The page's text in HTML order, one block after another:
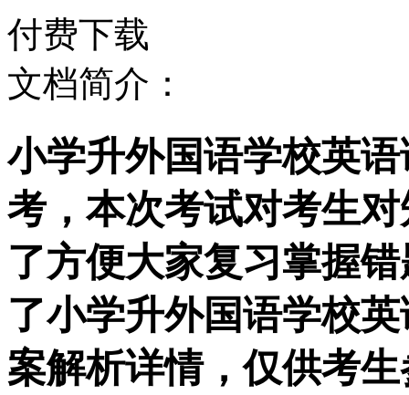
付费下载
文档简介：
小学升外国语学校英
考，本次考试对考生
了方便大家复习掌握
了小学升外国语学校
案解析详情，仅供考